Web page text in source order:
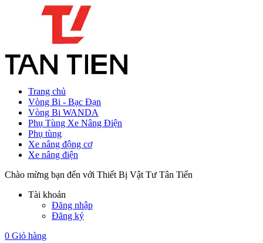
Trang chủ
Vòng Bi - Bạc Đạn
Vòng Bi WANDA
Phụ Tùng Xe Nâng Điện
Phụ tùng
Xe nâng động cơ
Xe nâng điện
Chào mừng bạn đến với Thiết Bị Vật Tư Tân Tiến
Tài khoản
Đăng nhập
Đăng ký
0 Giỏ hàng